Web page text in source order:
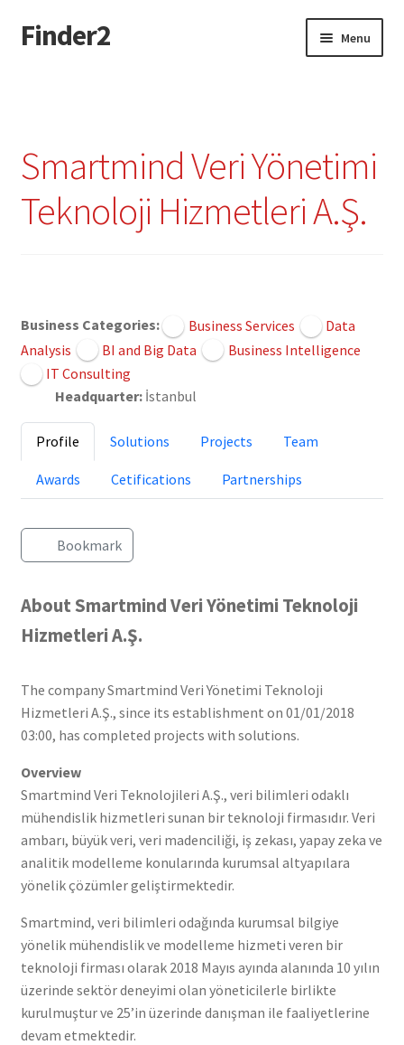
Skip
to
Skip
to
Finder2 Menu
Dashboard
Directory
Privacy Policy
Smartmind Veri Yönetimi
Teknoloji Hizmetleri A.Ş.
Business Categories: Business Services
Data
Analysis
BI and Big Data
Business Intelligence
IT Consulting
Headquarter: İstanbul
Profile Solutions Projects Team
Awards Cetifications Partnerships
Bookmark
About Smartmind Veri Yönetimi Teknoloji
Hizmetleri A.Ş.
The company Smartmind Veri Yönetimi Teknoloji
Hizmetleri A.Ş., since its establishment on 01/01/2018
03:00, has completed projects with solutions.
Overview
Smartmind Veri Teknolojileri A.Ş., veri bilimleri odaklı
mühendislik hizmetleri sunan bir teknoloji firmasıdır. Veri
ambarı, büyük veri, veri madenciliği, iş zekası, yapay zeka ve
analitik modelleme konularında kurumsal altyapılara
yönelik çözümler geliştirmektedir.
Smartmind, veri bilimleri odağında kurumsal bilgiye
yönelik mühendislik ve modelleme hizmeti veren bir
teknoloji firması olarak 2018 Mayıs ayında alanında 10 yılın
üzerinde sektör deneyimi olan yöneticilerle birlikte
kurulmuştur ve 25’in üzerinde danışman ile faaliyetlerine
devam etmektedir.